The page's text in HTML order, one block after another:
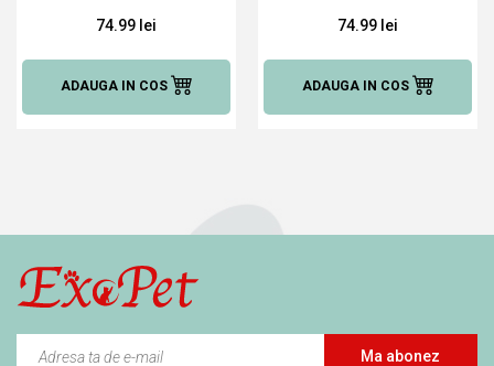
CAINI
74.99 lei
ADAUGA IN COS
CAINI
74.99 lei
ADAUGA IN COS
Ma abonez